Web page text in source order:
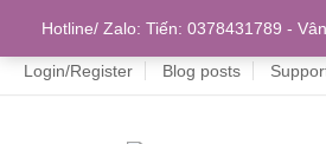
Home
Login/Register Blog posts
Hotline/ Zalo: Tiến: 0378431789 -